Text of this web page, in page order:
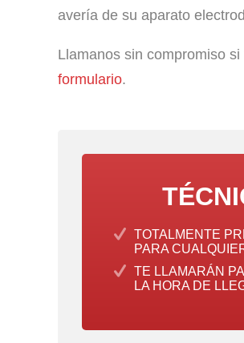
avería de su aparato
Llamanos sin compromiso
formulario.
TOTALMENTE
PARA
TE LLAMARÁN
LA HORA DE